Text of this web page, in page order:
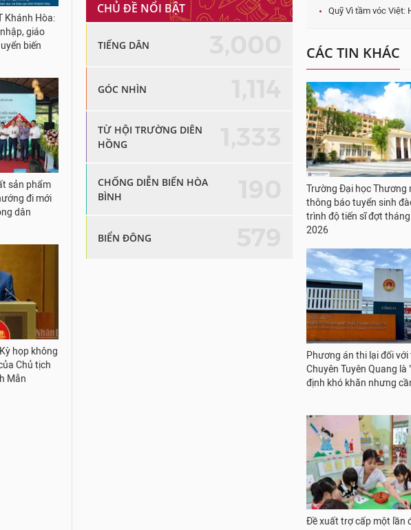
Khánh Hòa:
giáo
biến
sản phẩm
đi mới
dân
họp không
Chủ tịch
Mẫn
CHỦ ĐỀ NỔI BẬT
TIẾNG DÂN
GÓC NHÌN
TỪ HỘI TRƯỜNG DIÊN
HỒNG
CHỐNG DIỄN BIẾN HÒA
BÌNH
BIỂN ĐÔNG
Quỹ Vì tầm vóc Việt:
CÁC TIN KHÁC
Trường Đại học Thương
thông báo tuyển sinh
trình độ tiến sĩ đợt
2026
Phương án thi lại đối
Chuyên Tuyên Quang là
định khó khăn nhưng
Đề xuất trợ cấp một lần